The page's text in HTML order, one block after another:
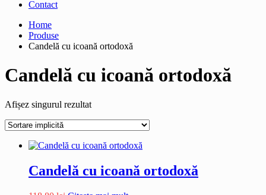
Contact
Home
Produse
Candelă cu icoană ortodoxă
Candelă cu icoană ortodoxă
Afișez singurul rezultat
Candelă cu icoană ortodoxă